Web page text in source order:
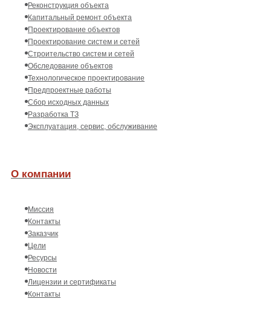
Реконструкция объекта
Капитальный ремонт объекта
Проектирование объектов
Проектирование систем и сетей
Строительство систем и сетей
Обследование объектов
Технологическое проектирование
Предпроектные работы
Сбор исходных данных
Разработка ТЗ
Эксплуатация, сервис, обслуживание
О компании
Миссия
Контакты
Заказчик
Цели
Ресурсы
Новости
Лицензии и сертификаты
Контакты